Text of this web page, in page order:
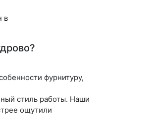
фурнитуру,
стиль работы. Наши
ощутили